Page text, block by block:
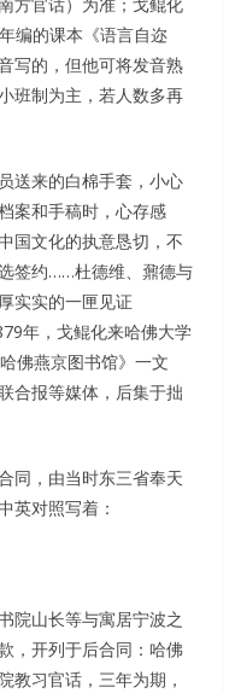
编的课本《语言自迩
写的，但他可将发音熟
班制为主，若人数多再
送来的白棉手套，小心
案和手稿时，心存感
国文化的执意恳切，不
签约……杜德维、鼐德与
实实的一匣见证
年，戈鲲化来哈佛大学
佛燕京图书馆》一文
合报等媒体，后集于拙
同，由当时东三省奉天
英对照写着：
院山长等与寓居宁波之
，开列于后合同：哈佛
教习官话，三年为期，